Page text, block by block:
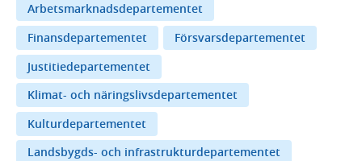
Arbetsmarknadsdepartementet
Finansdepartementet
Försvarsdepartementet
Justitiedepartementet
Klimat- och näringslivsdepartementet
Kulturdepartementet
Landsbygds- och infrastrukturdepartementet